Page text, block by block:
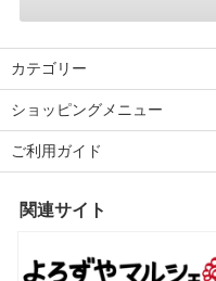
カテゴリー
ショッピングメニュー
ご利用ガイド
関連サイト